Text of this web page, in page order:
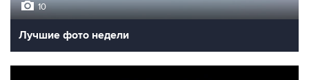
10
Лучшие фото недели